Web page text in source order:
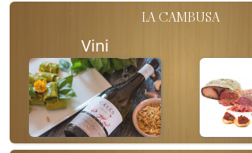
LA CAMBUSA
Vini